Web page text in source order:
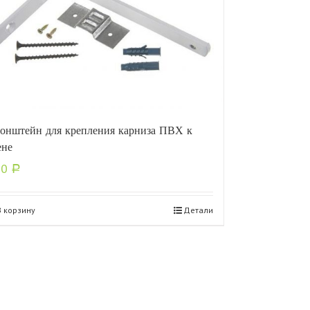
для крепления карниза ПВХ к
Р
корзину Детали